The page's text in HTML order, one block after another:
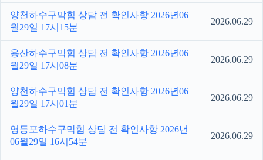
양천하수구막힘 상담 전 확인사항 2026년06
월29일 17시15분
2026.06.29
용산하수구막힘 상담 전 확인사항 2026년06
월29일 17시08분
2026.06.29
양천하수구막힘 상담 전 확인사항 2026년06
월29일 17시01분
2026.06.29
영등포하수구막힘 상담 전 확인사항 2026년
06월29일 16시54분
2026.06.29